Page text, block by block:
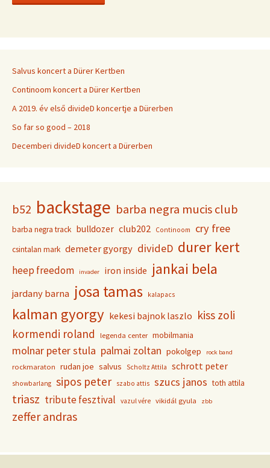
Salvus koncert a Dürer Kertben
Continoom koncert a Dürer Kertben
A 2019. év első divideD koncertje a Dürerben
So far so good – 2018
Decemberi divideD koncert a Dürerben
b52 backstage barba negra mucis club
barba negra track bulldozer club202 Continoom cry free
csintalan mark demeter gyorgy divideD durer kert
heep freedom invader iron inside jankai bela
jardany barna josa tamas kalapacs
kalman gyorgy kekesi bajnok laszlo kiss zoli
kormendi roland
legenda center mobilmania
molnar peter stula palmai zoltan pokolgep rock band
rockmaraton rudan joe salvus Scholtz Attila schrott peter
showbarlang sipos peter szabo attis szucs janos toth attila
triasz tribute fesztival vazul vére vikidál gyula zbb
zeffer andras